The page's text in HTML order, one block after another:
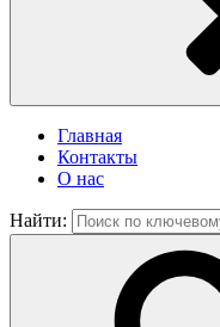
Главная
Контакты
О нас
Найти: